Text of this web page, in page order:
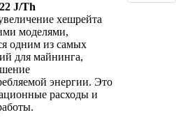
J/Th
хешрейта
моделями,
одним из самых
для майнинга,
энергии. Это
расходы и